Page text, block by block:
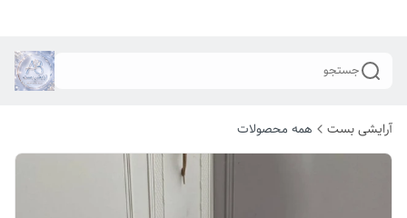
جستجو
آرایشی بست همه محصولات